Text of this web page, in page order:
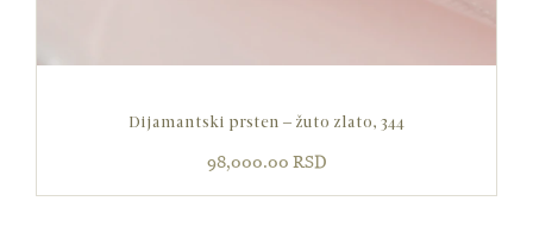
Dijamantski prsten – žuto zlato, 344
98,000.00 RSD